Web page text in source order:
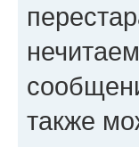
также